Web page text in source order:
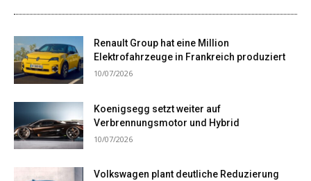
Renault Group hat eine Million
Elektrofahrzeuge in Frankreich produziert
10/07/2026
Koenigsegg setzt weiter auf
Verbrennungsmotor und Hybrid
10/07/2026
Volkswagen plant deutliche Reduzierung